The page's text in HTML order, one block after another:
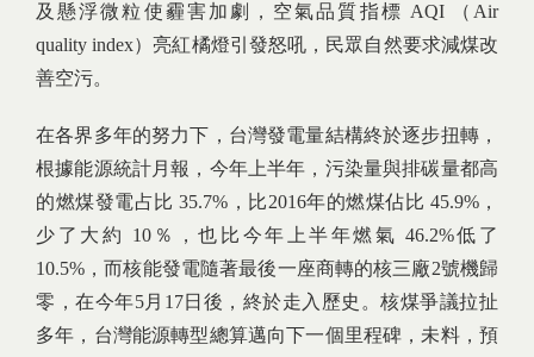
及懸浮微粒使霾害加劇，空氣品質指標 AQI （Air
quality index）亮紅橘燈引發怒吼，民眾自然要求減煤改
善空污。
在各界多年的努力下，台灣發電量結構終於逐步扭轉，
根據能源統計月報，今年上半年，污染量與排碳量都高
的燃煤發電占比 35.7%，比2016年的燃煤佔比 45.9%，
少了大約 10％，也比今年上半年燃氣 46.2%低了
10.5%，而核能發電隨著最後一座商轉的核三廠2號機歸
零，在今年5月17日後，終於走入歷史。核煤爭議拉扯
多年，台灣能源轉型總算邁向下一個里程碑，未料，預